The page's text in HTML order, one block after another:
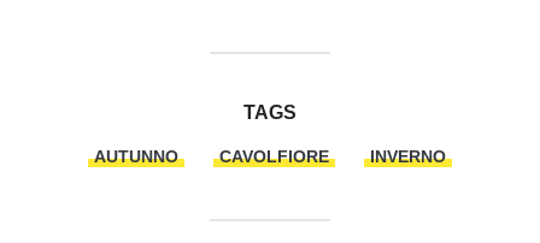
TAGS
AUTUNNO CAVOLFIORE INVERNO